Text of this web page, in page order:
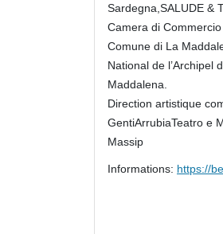
Sardegna,SALUDE &
Camera di Commercio
Comune di La
National de l’Archipel
Maddalena.
Direction artistique
GentiArrubiaTeatro e
Massip
Informations: https://